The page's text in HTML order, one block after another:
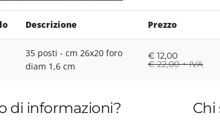
Descrizione Prezzo
35 posti - cm 26x20 foro
diam 1,6 cm
€ 12,00
€22,00 + IVA
di informazioni?
Chi